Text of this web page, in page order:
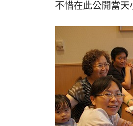
不惜在此公開當天